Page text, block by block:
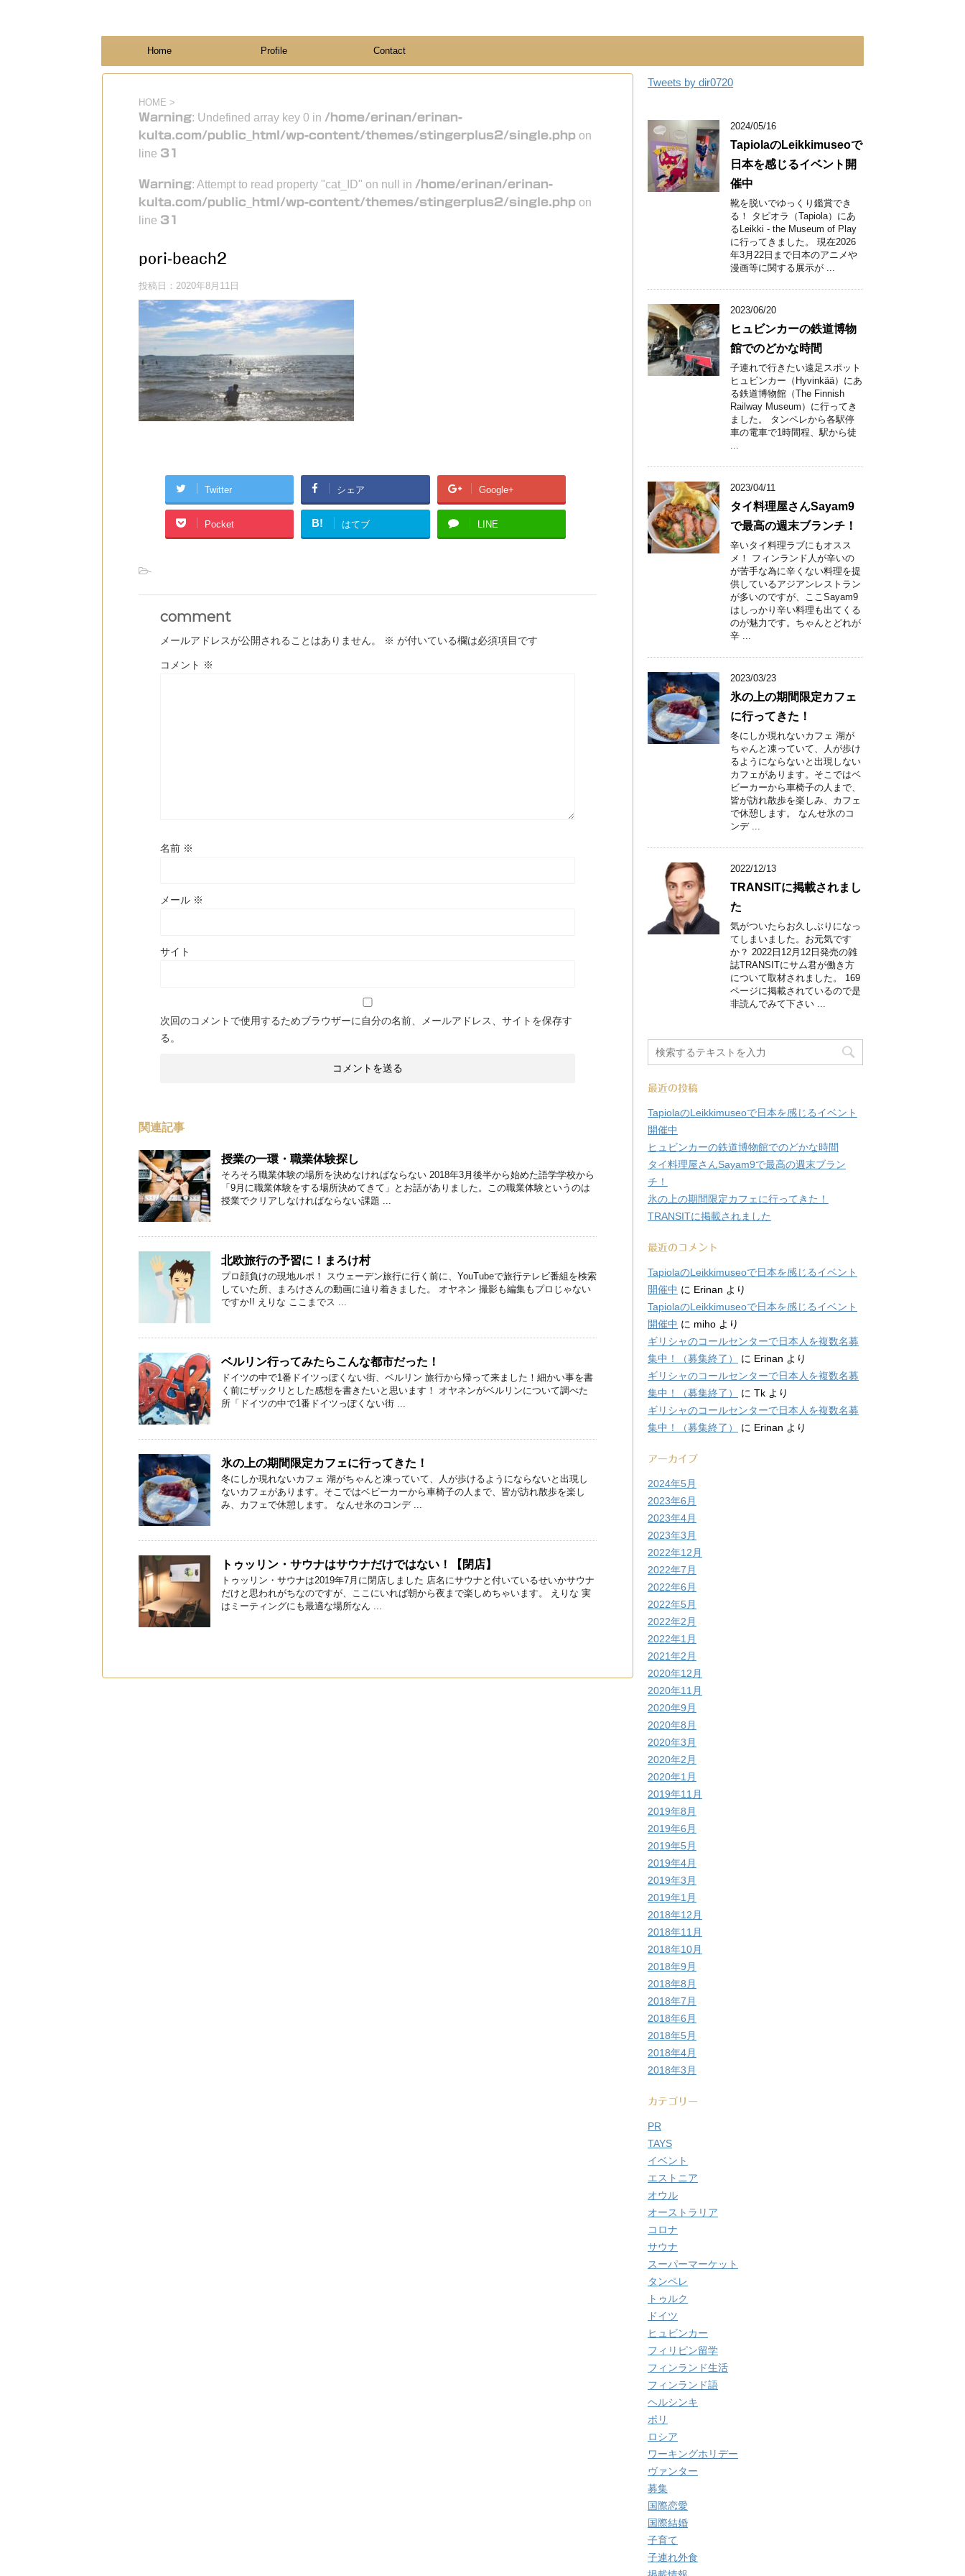
Home Profile Contact
HOME >
Warning: Undefined array key 0 in /home/erinan/erinan-
kulta.com/public_html/wp-content/themes/stingerplus2/single.php on
line 31
Warning: Attempt to read property "cat_ID" on null in /home/erinan/erinan-
kulta.com/public_html/wp-content/themes/stingerplus2/single.php on
line 31
pori-beach2
投稿日： 2020年8月11日
Twitter シェア Google+
Pocket B! はてブ LINE
-
comment
メールアドレスが公開されることはありません。 ※ が付いている欄は必須項目です
コメント ※
名前 ※
メール ※
サイト
次回のコメントで使用するためブラウザーに自分の名前、メールアドレス、サイトを保存す
る。
関連記事
授業の一環・職業体験探し
そろそろ職業体験の場所を決めなければならない 2018年3月後半から始めた語学学校から
「9月に職業体験をする場所決めてきて」とお話がありました。この職業体験というのは
授業でクリアしなければならない課題 ...
北欧旅行の予習に！まろけ村
プロ顔負けの現地ルポ！ スウェーデン旅行に行く前に、YouTubeで旅行テレビ番組を検索
していた所、まろけさんの動画に辿り着きました。 オヤネン 撮影も編集もプロじゃない
ですか!! えりな ここまでス ...
ベルリン行ってみたらこんな都市だった！
ドイツの中で1番ドイツっぽくない街、ベルリン 旅行から帰って来ました！細かい事を書
く前にザックリとした感想を書きたいと思います！ オヤネンがベルリンについて調べた
所「ドイツの中で1番ドイツっぽくない街 ...
氷の上の期間限定カフェに行ってきた！
冬にしか現れないカフェ 湖がちゃんと凍っていて、人が歩けるようにならないと出現し
ないカフェがあります。そこではベビーカーから車椅子の人まで、皆が訪れ散歩を楽し
み、カフェで休憩します。 なんせ氷のコンデ ...
トゥッリン・サウナはサウナだけではない！【閉店】
トゥッリン・サウナは2019年7月に閉店しました 店名にサウナと付いているせいかサウナ
だけと思われがちなのですが、ここにいれば朝から夜まで楽しめちゃいます。 えりな 実
はミーティングにも最適な場所なん ...
Tweets by dir0720
2024/05/16
TapiolaのLeikkimuseoで
日本を感じるイベント開
催中
靴を脱いでゆっくり鑑賞でき
る！ タピオラ（Tapiola）にあ
るLeikki - the Museum of Play
に行ってきました。 現在2026
年3月22日まで日本のアニメや
漫画等に関する展示が ...
2023/06/20
ヒュビンカーの鉄道博物
館でのどかな時間
子連れで行きたい遠足スポット
ヒュビンカー（Hyvinkää）にあ
る鉄道博物館（The Finnish
Railway Museum）に行ってき
ました。 タンペレから各駅停
車の電車で1時間程、駅から徒
...
2023/04/11
タイ料理屋さんSayam9
で最高の週末ブランチ！
辛いタイ料理ラブにもオスス
メ！ フィンランド人が辛いの
が苦手な為に辛くない料理を提
供しているアジアンレストラン
が多いのですが、ここSayam9
はしっかり辛い料理も出てくる
のが魅力です。ちゃんとどれが
辛 ...
2023/03/23
氷の上の期間限定カフェ
に行ってきた！
冬にしか現れないカフェ 湖が
ちゃんと凍っていて、人が歩け
るようにならないと出現しない
カフェがあります。そこではベ
ビーカーから車椅子の人まで、
皆が訪れ散歩を楽しみ、カフェ
で休憩します。 なんせ氷のコ
ンデ ...
2022/12/13
TRANSITに掲載されまし
た
気がついたらお久しぶりになっ
てしまいました。お元気です
か？ 2022日12月12日発売の雑
誌TRANSITにサム君が働き方
について取材されました。 169
ページに掲載されているので是
非読んでみて下さい ...
最近の投稿
TapiolaのLeikkimuseoで日本を感じるイベント
開催中
ヒュビンカーの鉄道博物館でのどかな時間
タイ料理屋さんSayam9で最高の週末ブラン
チ！
氷の上の期間限定カフェに行ってきた！
TRANSITに掲載されました
最近のコメント
TapiolaのLeikkimuseoで日本を感じるイベント
開催中 に Erinan より
TapiolaのLeikkimuseoで日本を感じるイベント
開催中 に miho より
ギリシャのコールセンターで日本人を複数名募
集中！（募集終了）
に Erinan より
ギリシャのコールセンターで日本人を複数名募
集中！（募集終了）
に Tk より
ギリシャのコールセンターで日本人を複数名募
集中！（募集終了）
に Erinan より
アーカイブ
2024年5月
2023年6月
2023年4月
2023年3月
2022年12月
2022年7月
2022年6月
2022年5月
2022年2月
2022年1月
2021年2月
2020年12月
2020年11月
2020年9月
2020年8月
2020年3月
2020年2月
2020年1月
2019年11月
2019年8月
2019年6月
2019年5月
2019年4月
2019年3月
2019年1月
2018年12月
2018年11月
2018年10月
2018年9月
2018年8月
2018年7月
2018年6月
2018年5月
2018年4月
2018年3月
カテゴリー
PR
TAYS
イベント
エストニア
オウル
オーストラリア
コロナ
サウナ
スーパーマーケット
タンペレ
トゥルク
ドイツ
ヒュビンカー
フィリピン留学
フィンランド生活
フィンランド語
ヘルシンキ
ポリ
ロシア
ワーキングホリデー
ヴァンター
募集
国際恋愛
国際結婚
子育て
子連れ外食